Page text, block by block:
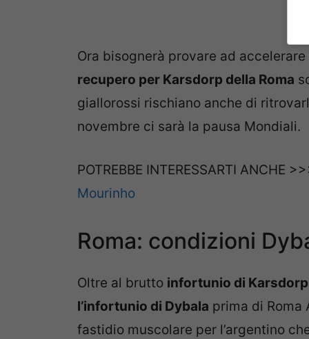
Ora bisognerà provare ad
recupero per Karsdorp della Roma
giallorossi rischiano anche di
novembre ci sarà la pausa Mondiali.
POTREBBE INTERESSARTI ANCHE
Mourinho
Roma: condizioni
Oltre al brutto infortunio di Karsdorp
l’infortunio di Dybala prima di Roma
fastidio muscolare per l’argentino